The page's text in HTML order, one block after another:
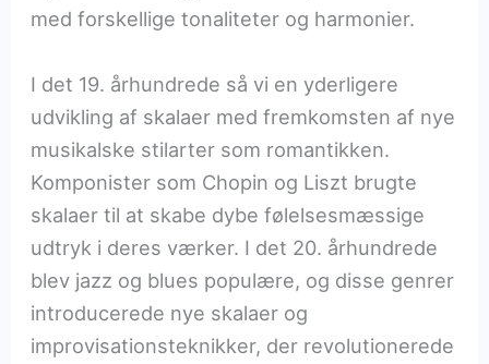
med forskellige tonaliteter og harmonier.
I det 19. århundrede så vi en yderligere
udvikling af skalaer med fremkomsten af nye
musikalske stilarter som romantikken.
Komponister som Chopin og Liszt brugte
skalaer til at skabe dybe følelsesmæssige
udtryk i deres værker. I det 20. århundrede
blev jazz og blues populære, og disse genrer
introducerede nye skalaer og
improvisationsteknikker, der revolutionerede